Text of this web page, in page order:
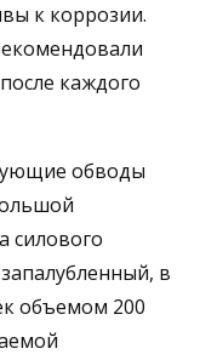
к коррозии.
каждого
обводы
силового
в
объемом 200